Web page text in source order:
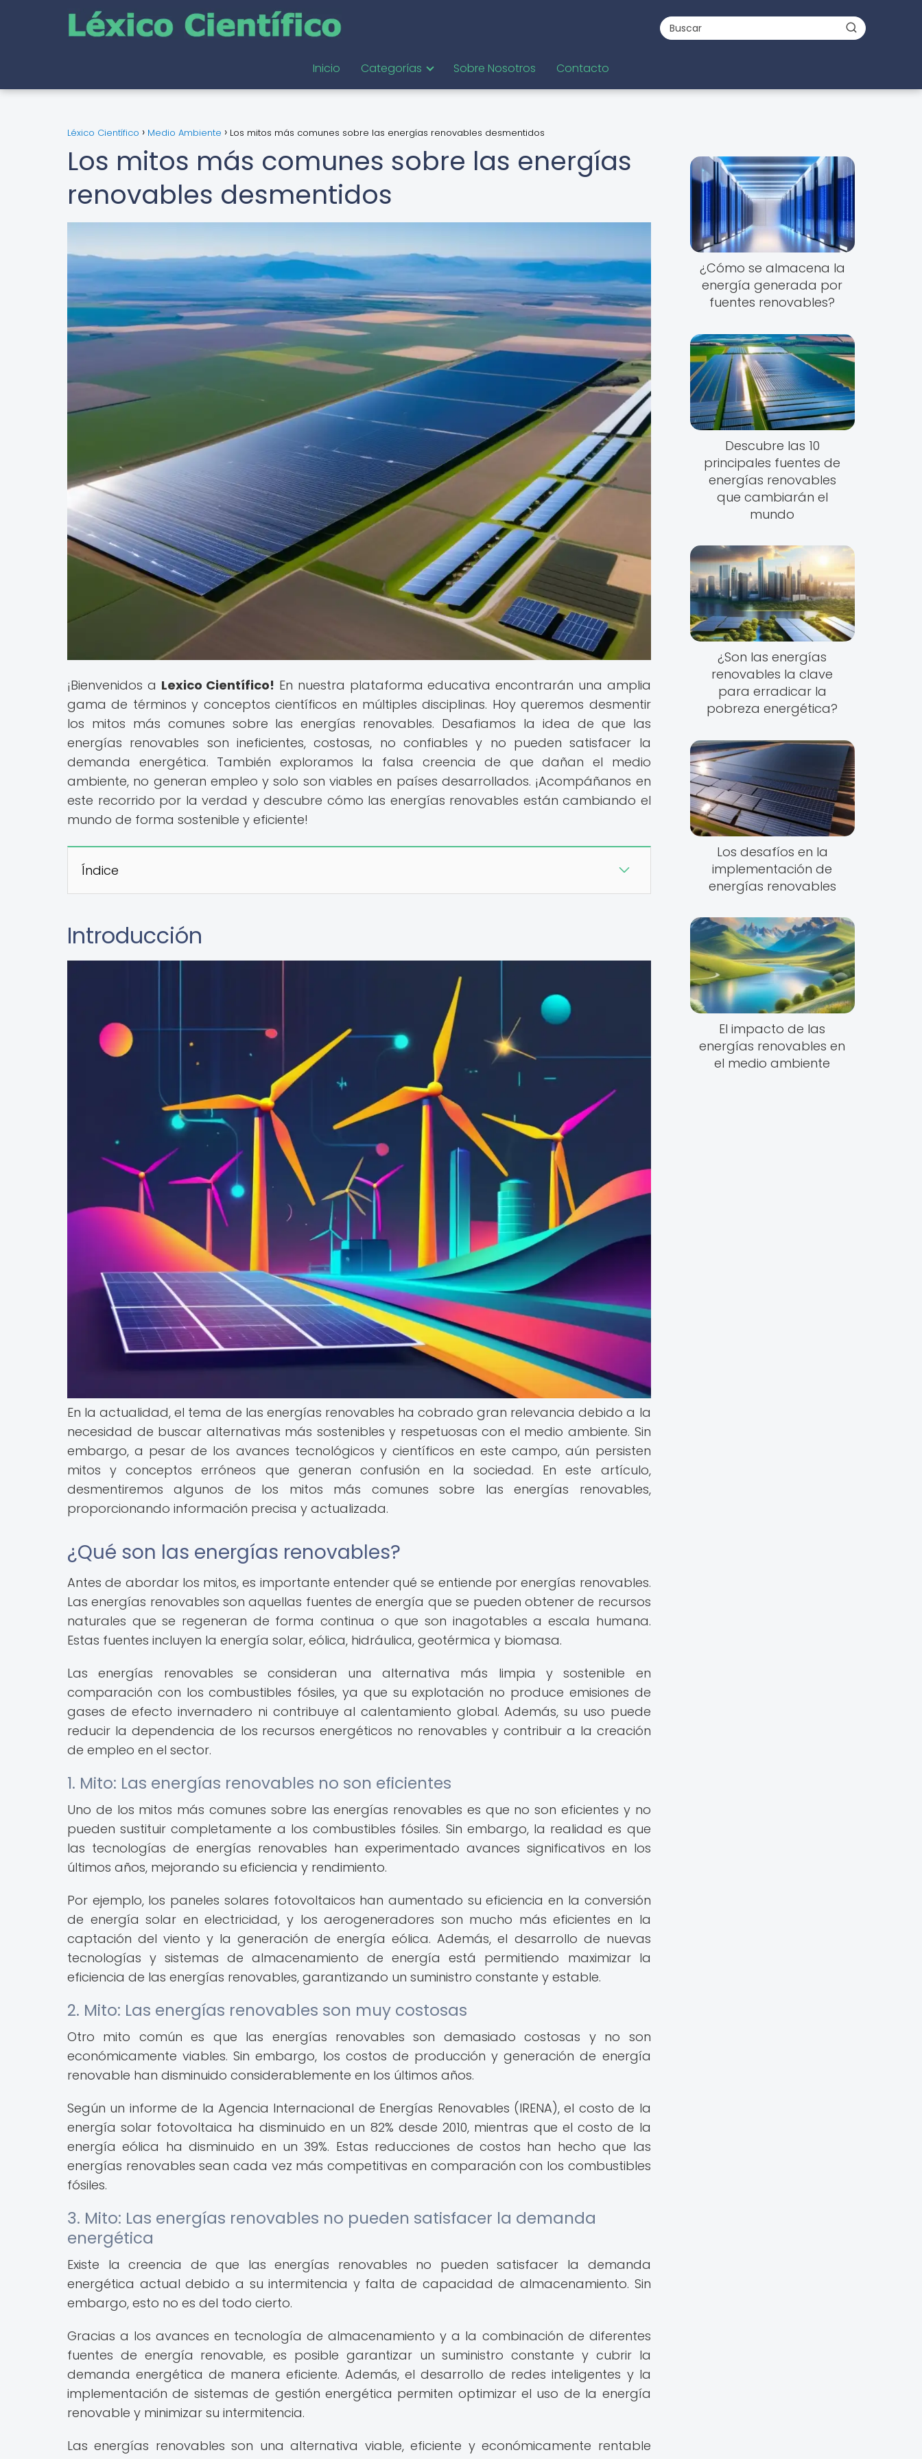
Inicio Categorías Sobre Nosotros Contacto
Léxico Científico Medio Ambiente Los mitos más comunes sobre las energías renovables desmentidos
Los mitos más comunes sobre las energías
renovables desmentidos
¡Bienvenidos a Lexico Científico! En nuestra plataforma educativa encontrarán una amplia
gama de términos y conceptos científicos en múltiples disciplinas. Hoy queremos desmentir
los mitos más comunes sobre las energías renovables. Desafiamos la idea de que las
energías renovables son ineficientes, costosas, no confiables y no pueden satisfacer la
demanda energética. También exploramos la falsa creencia de que dañan el medio
ambiente, no generan empleo y solo son viables en países desarrollados. ¡Acompáñanos en
este recorrido por la verdad y descubre cómo las energías renovables están cambiando el
mundo de forma sostenible y eficiente!
Índice
Introducción
En la actualidad, el tema de las energías renovables ha cobrado gran relevancia debido a la
necesidad de buscar alternativas más sostenibles y respetuosas con el medio ambiente. Sin
embargo, a pesar de los avances tecnológicos y científicos en este campo, aún persisten
mitos y conceptos erróneos que generan confusión en la sociedad. En este artículo,
desmentiremos algunos de los mitos más comunes sobre las energías renovables,
proporcionando información precisa y actualizada.
¿Qué son las energías renovables?
Antes de abordar los mitos, es importante entender qué se entiende por energías renovables.
Las energías renovables son aquellas fuentes de energía que se pueden obtener de recursos
naturales que se regeneran de forma continua o que son inagotables a escala humana.
Estas fuentes incluyen la energía solar, eólica, hidráulica, geotérmica y biomasa.
Las energías renovables se consideran una alternativa más limpia y sostenible en
comparación con los combustibles fósiles, ya que su explotación no produce emisiones de
gases de efecto invernadero ni contribuye al calentamiento global. Además, su uso puede
reducir la dependencia de los recursos energéticos no renovables y contribuir a la creación
de empleo en el sector.
1. Mito: Las energías renovables no son eficientes
Uno de los mitos más comunes sobre las energías renovables es que no son eficientes y no
pueden sustituir completamente a los combustibles fósiles. Sin embargo, la realidad es que
las tecnologías de energías renovables han experimentado avances significativos en los
últimos años, mejorando su eficiencia y rendimiento.
Por ejemplo, los paneles solares fotovoltaicos han aumentado su eficiencia en la conversión
de energía solar en electricidad, y los aerogeneradores son mucho más eficientes en la
captación del viento y la generación de energía eólica. Además, el desarrollo de nuevas
tecnologías y sistemas de almacenamiento de energía está permitiendo maximizar la
eficiencia de las energías renovables, garantizando un suministro constante y estable.
2. Mito: Las energías renovables son muy costosas
Otro mito común es que las energías renovables son demasiado costosas y no son
económicamente viables. Sin embargo, los costos de producción y generación de energía
renovable han disminuido considerablemente en los últimos años.
Según un informe de la Agencia Internacional de Energías Renovables (IRENA), el costo de la
energía solar fotovoltaica ha disminuido en un 82% desde 2010, mientras que el costo de la
energía eólica ha disminuido en un 39%. Estas reducciones de costos han hecho que las
energías renovables sean cada vez más competitivas en comparación con los combustibles
fósiles.
3. Mito: Las energías renovables no pueden satisfacer la demanda
energética
Existe la creencia de que las energías renovables no pueden satisfacer la demanda
energética actual debido a su intermitencia y falta de capacidad de almacenamiento. Sin
embargo, esto no es del todo cierto.
Gracias a los avances en tecnología de almacenamiento y a la combinación de diferentes
fuentes de energía renovable, es posible garantizar un suministro constante y cubrir la
demanda energética de manera eficiente. Además, el desarrollo de redes inteligentes y la
implementación de sistemas de gestión energética permiten optimizar el uso de la energía
renovable y minimizar su intermitencia.
Las energías renovables son una alternativa viable, eficiente y económicamente rentable
¿Cómo se almacena la
energía generada por
fuentes renovables?
Descubre las 10
principales fuentes de
energías renovables
que cambiarán el
mundo
¿Son las energías
renovables la clave
para erradicar la
pobreza energética?
Los desafíos en la
implementación de
energías renovables
El impacto de las
energías renovables en
el medio ambiente